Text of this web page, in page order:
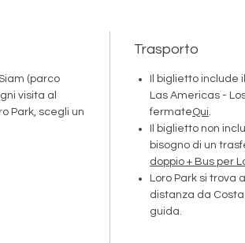
(parco
visita al
Park, scegli un
Trasporto
Il biglietto include
Las Americas -
fermateQui.
Il biglietto non
bisogno di un
doppio + Bus per
Loro Park si trova
distanza da Costa
guida.